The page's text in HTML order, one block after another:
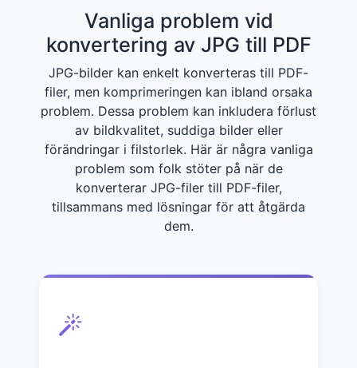
Vanliga problem vid
konvertering av JPG till PDF
JPG-bilder kan enkelt konverteras till PDF-
filer, men komprimeringen kan ibland orsaka
problem. Dessa problem kan inkludera förlust
av bildkvalitet, suddiga bilder eller
förändringar i filstorlek. Här är några vanliga
problem som folk stöter på när de
konverterar JPG-filer till PDF-filer,
tillsammans med lösningar för att åtgärda
dem.